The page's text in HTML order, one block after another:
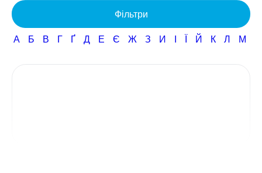
Кар'єра Фільтри
А Б В Г Ґ Д Е Є Ж З И І Ї Й К Л М